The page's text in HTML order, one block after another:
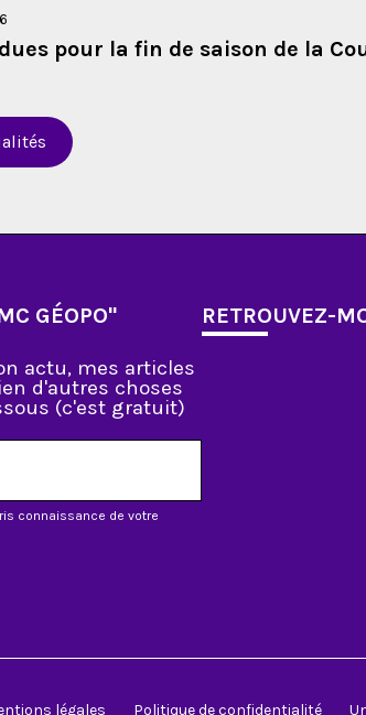
pour la fin de saison de la
GÉOPO"
actu, mes articles
d'autres choses
(c'est gratuit)
connaissance de votre
RETROUVEZ-
légales Politique de confidentialité